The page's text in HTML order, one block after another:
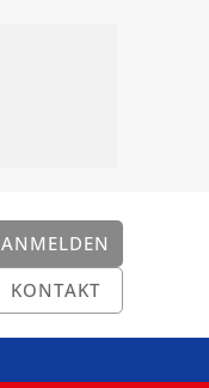
ANMELDEN
KONTAKT